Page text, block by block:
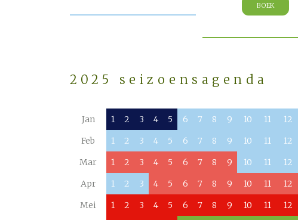
BOEK
2025 seizoensagenda
Jan 1 2 3 4 5 6 7 8 9 10 11 12
Feb
1 2 3 4 5 6 7 8 9 10 11 12
Mar
1 2 3 4 5 6 7 8 9 10 11 12
Apr
1 2 3 4 5 6 7 8 9 10 11 12
Mei
1 2 3 4 5 6 7 8 9 10 11 12